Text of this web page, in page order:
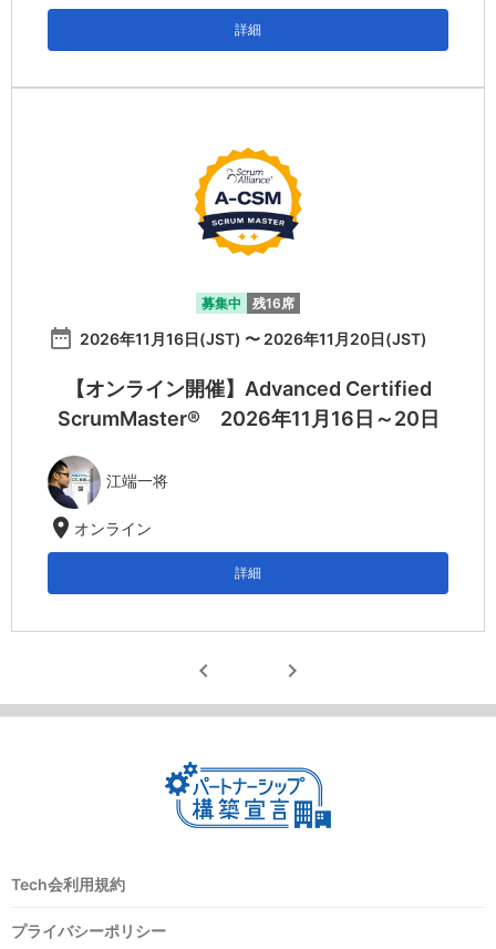
詳細
募集中 残16席
date_range 2026年11月16日(JST) 〜 2026年11月20日(JST)
【オンライン開催】Advanced Certified
ScrumMaster® 2026年11月16日～20日
江端一将
location_on オンライン
詳細
chevron_left chevron_right
Tech会利用規約
プライバシーポリシー